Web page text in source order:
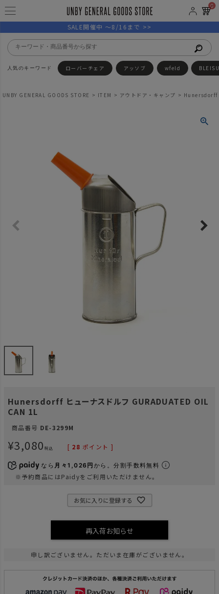
0
SALE開催中 ～8/16まで >>
ローバーチェア アッソブ wfeld
UNBY GENERAL GOODS STORE ITEM アウトドア・キャンプ Hunersdorff
Hunersdorff ヒューナスドルフ GURADUATED OIL
CAN 1L
商品番号 DE-3299M
¥3,080 税込 [ 28 ポイント ]
なら 月々1,026円 から。分割手数料無料
※予約商品にはPaidyをご利用いただけません。
お気に入りに登録する
再入荷お知らせ
申し訳ございません。ただいま在庫がございません。